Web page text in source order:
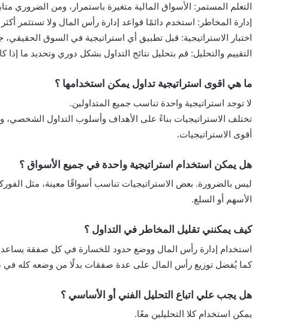
التعلم المستمر: الأسواق المالية متغيرة باستمرار، ومن الضروري
إدارة المخاطر: استخدم دائمًا قواعد إدارة رأس المال ولا تستثمر
اختبار الاستراتيجية: قبل تطبيق أي استراتيجية في السوق
التقييم والتحليل: قم بتحليل نتائج التداول بشكل دوري وتحديد ما
ما هي اقوى استراتيجية تداول يمكن استخدامها ؟
لا توجد استراتيجية واحدة تناسب جميع المتداولين.
تختلف الاستراتيجيات بناءً على الأهداف وأسلوب التداول الشخصي،
أقوى الاستراتيجيات.
هل يمكن استخدام استراتيجية واحدة في جميع الأسواق ؟
ليس بالضرورة. بعض الاستراتيجيات تناسب أسواقًا معينة، مثل
الأسهم أو السلع.
كيف يمكنني تقليل المخاطر في التداول ؟
استخدام إدارة رأس المال ووضع حدود للخسارة في كل صفقة
كما يُفضل توزيع رأس المال على عدة صفقات بدلًا من وضعه كله في
هل يجب علي اتباع التحليل الفني أو الأساسي ؟
يمكن استخدام كلا التحليلين معًا.